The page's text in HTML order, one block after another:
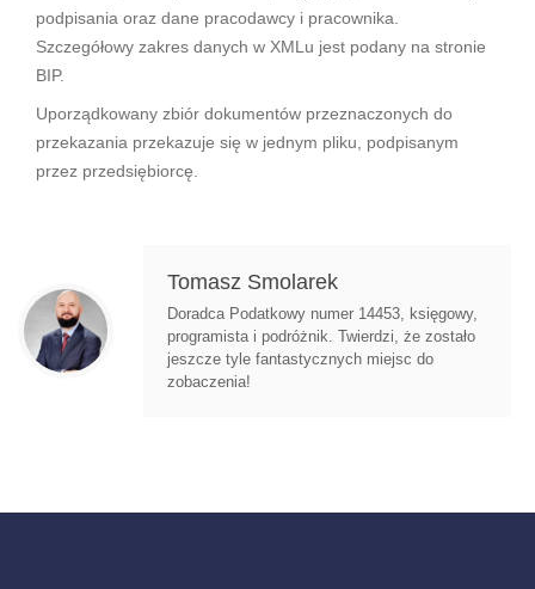
podpisania oraz dane pracodawcy i pracownika.
Szczegółowy zakres danych w XMLu jest podany na stronie
BIP.
Uporządkowany zbiór dokumentów przeznaczonych do
przekazania przekazuje się w jednym pliku, podpisanym
przez przedsiębiorcę.
Tomasz Smolarek
Doradca Podatkowy numer 14453, księgowy,
programista i podróżnik. Twierdzi, że zostało
jeszcze tyle fantastycznych miejsc do
zobaczenia!